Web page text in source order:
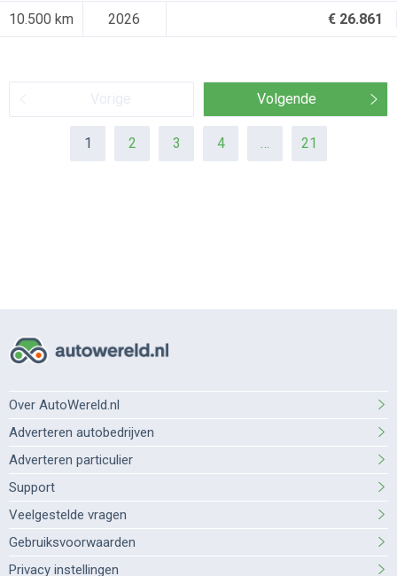
10.500 km 2026 € 26.861
1 2 3 4 … 21
Volgende
Over AutoWereld.nl
Adverteren autobedrijven
Adverteren particulier
Support
Veelgestelde vragen
Gebruiksvoorwaarden
Privacy instellingen